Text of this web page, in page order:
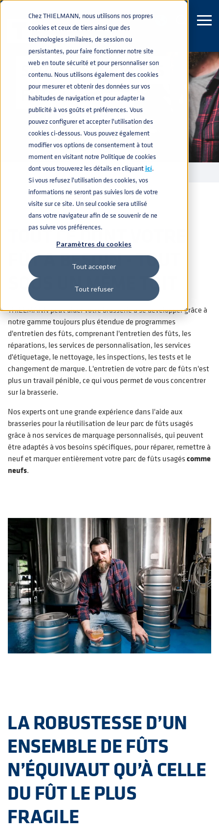
Chez THIELMANN, nous utilisons nos propres
cookies et ceux de tiers ainsi que des
technologies similaires, de session ou
persistantes, pour faire fonctionner notre site
web en toute sécurité et pour personnaliser son
contenu. Nous utilisons également des cookies
pour mesurer et obtenir des données sur vos
habitudes de navigation et pour adapter la
publicité à vos goûts et préférences. Vous
pouvez configurer et accepter l'utilisation des
cookies ci-dessous. Vous pouvez également
modifier vos options de consentement à tout
moment en visitant notre Politique de cookies
dont vous trouverez les détails en cliquanticí.
Si vous refusez l'utilisation des cookies, vos
informations ne seront pas suivies lors de votre
visite sur ce site. Un seul cookie sera utilisé
dans votre navigateur afin de se souvenir de ne
pas suivre vos préférences.
Paramètres du cookies
Tout accepter
Tout refuser
SERVICES POUR LES
FÛTS
FÛTS ACIER INOXYDABLEnavigate_next SERVICES
TOUT CE DONT VOTRE
FÛT A BESOIN - TOUT
SOUS UN MÊME TOIT
THIELMANN peut aider votre brasserie à se développer grâce à
notre gamme toujours plus étendue de programmes
d'entretien des fûts, comprenant l'entretien des fûts, les
réparations, les services de personnalisation, les services
d'étiquetage, le nettoyage, les inspections, les tests et le
changement de marque. L'entretien de votre parc de fûts n'est
plus un travail pénible, ce qui vous permet de vous concentrer
sur la brasserie.
Nos experts ont une grande expérience dans l'aide aux
brasseries pour la réutilisation de leur parc de fûts usagés
grâce à nos services de marquage personnalisés, qui peuvent
être adaptés à vos besoins spécifiques, pour réparer, remettre à
neuf et marquer entièrement votre parc de fûts usagéscomme
neufs.
LA ROBUSTESSE D’UN
ENSEMBLE DE FÛTS
N’ÉQUIVAUT QU’À CELLE
DU FÛT LE PLUS
FRAGILE